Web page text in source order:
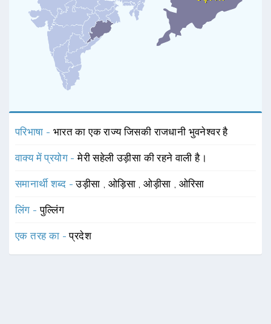
परिभाषा - भारत का एक राज्य जिसकी राजधानी भुवनेश्वर है
वाक्य में प्रयोग -मेरी सहेली उड़ीसा की रहने वाली है।
समानार्थी शब्द -उड़ीसा , ओड़िसा ,ओड़ीसा , ओरिसा
लिंग -पुल्लिंग
एक तरह का -प्रदेश